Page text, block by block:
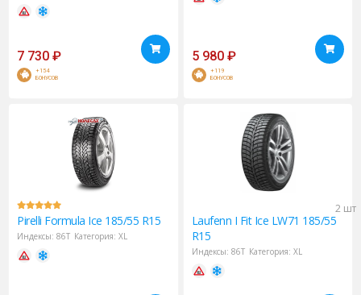
7 730 ₽
+154
БОНУСОВ
5 980 ₽
+119
БОНУСОВ
Pirelli Formula Ice 185/55 R15
Индексы: 86T Категория: XL
2 шт
Laufenn I Fit Ice LW71 185/55
R15
Индексы: 86T Категория: XL